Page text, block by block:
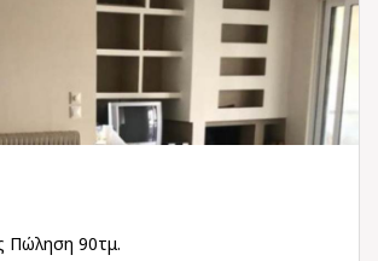
Πώληση 90τμ.